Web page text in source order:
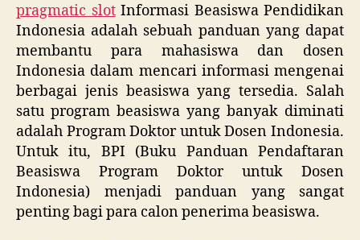
pragmatic slotInformasi Beasiswa Pendidikan
Indonesia adalah sebuah panduan yang dapat
membantu para mahasiswa dan dosen
Indonesia dalam mencari informasi mengenai
berbagai jenis beasiswa yang tersedia. Salah
satu program beasiswa yang banyak diminati
adalah Program Doktor untuk Dosen Indonesia.
Untuk itu, BPI (Buku Panduan Pendaftaran
Beasiswa Program Doktor untuk Dosen
Indonesia) menjadi panduan yang sangat
penting bagi para calon penerima beasiswa.